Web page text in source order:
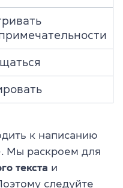
к написанию
Мы раскроем для
текста и
следуйте